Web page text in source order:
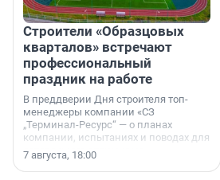
Строители «Образцовых
кварталов» встречают
профессиональный
праздник на работе
В преддверии Дня строителя топ-
менеджеры компании «СЗ
„Терминал-Ресурс“ — о планах
компании, испытаниях и поводах для
осторожного оптимизма.
7 августа, 18:00